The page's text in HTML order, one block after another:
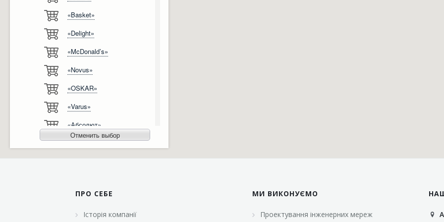
Відгуки
Ліцензії, сертифікати, дипломи
Автоматизація
Сервіс
«Basket»
«Delight»
«McDonald’s»
«Novus»
«OSKAR»
«Varus»
«Абсолют»
«Агро-Овен»
«Бімаркет»
«Брусничка»
Отменить выбор
ПРО СЕБЕ
Історія компанії
МИ ВИКОНУЄМО
Проектування інженерних мереж